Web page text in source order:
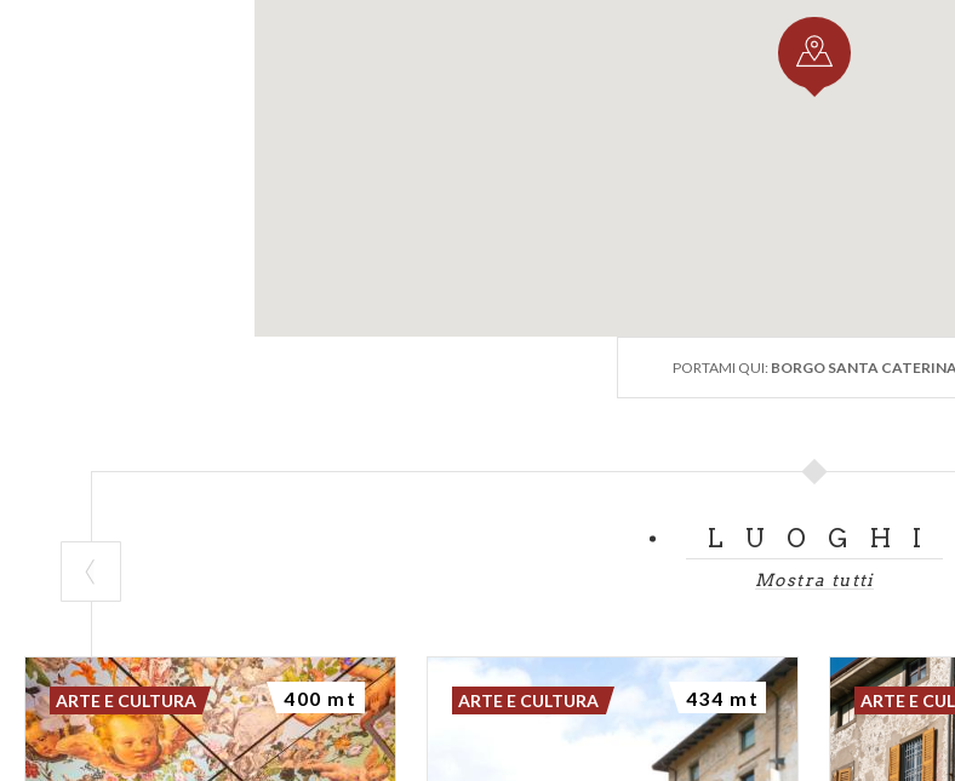
PORTAMI QUI: BORGO SANTA
LUOGHI
Mostra tutti
ARTE E CULTURA 400 mt ARTE E CULTURA 434 mt ARTE E